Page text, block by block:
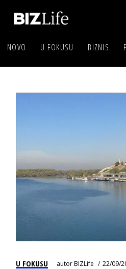
NOVO U FOKUSU BIZNIS
U FOKUSU autorBIZLife 22/09/